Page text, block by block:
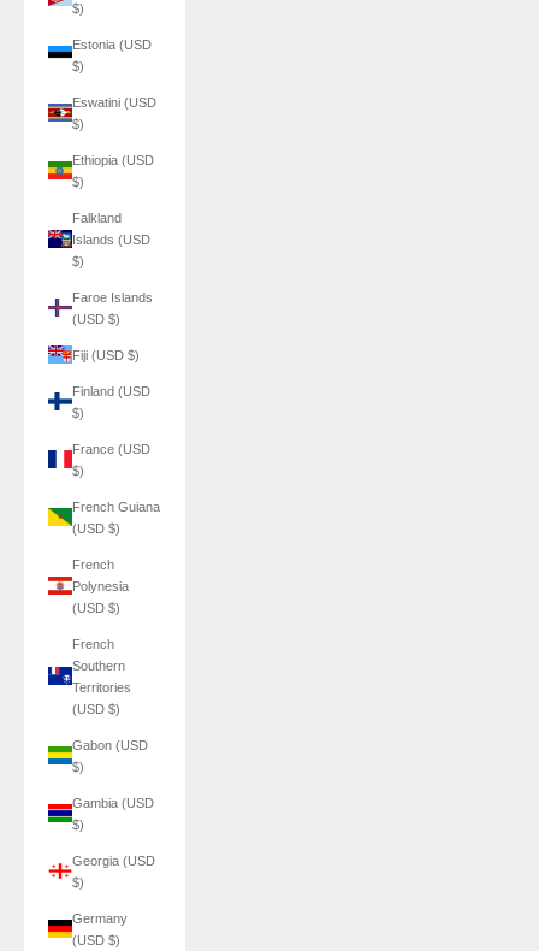
$)
Estonia (USD
$)
Eswatini (USD
$)
Ethiopia (USD
$)
Falkland
Islands (USD
$)
Faroe Islands
(USD $)
Fiji (USD $)
Finland (USD
$)
France (USD
$)
French Guiana
(USD $)
French
Polynesia
(USD $)
French
Southern
Territories
(USD $)
Gabon (USD
$)
Gambia (USD
$)
Georgia (USD
$)
Germany
(USD $)